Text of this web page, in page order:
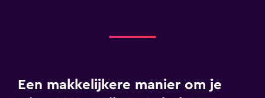
Een makkelijkere manier om je